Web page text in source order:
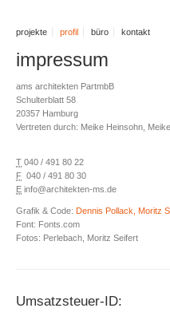
projekte profil büro kontakt
impressum
ams architekten PartmbB
Schulterblatt 58
20357 Hamburg
Vertreten durch: Meike Heinsohn,
T 040 / 491 80 22
F 040 / 491 80 30
E info@architekten-ms.de
Grafik & Code: Dennis Pollack,
Moritz
Font: Fonts.com
Fotos: Perlebach, Moritz Seifert
Umsatzsteuer-ID: